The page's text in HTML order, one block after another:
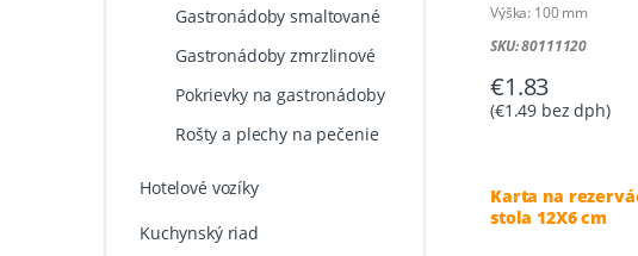
Výška: 100 mm
SKU: 80111120
€1.83
(€1.49 bez dph)
Karta na
stola 12X6 cm
Gastronádoby smaltované
Gastronádoby zmrzlinové
Pokrievky na gastronádoby
Rošty a plechy na pečenie
Hotelové vozíky
Kuchynský riad